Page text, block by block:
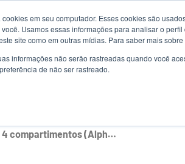
cookies em seu computador. Esses cookies são
Usamos essas informações para analisar o
site como em outras mídias. Para saber mais
informações não serão rastreadas quando você
de não ser rastreado.
Soluções Serviço
Carregador de bateria com 4 compartimentos (Alpha-4L)